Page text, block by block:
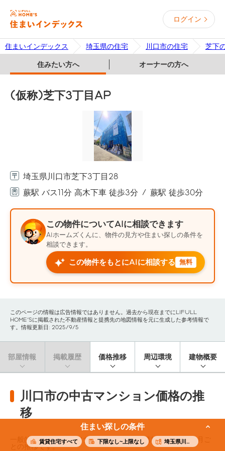
ログイン
住まいインデックス 埼玉県の住宅 川口市の住宅 芝下
住みたい方へ オーナーの方へ
住まい探しの条件
賃貸住宅すべて 下限なし~上限なし 埼玉県川口市
(仮称)芝下3丁目AP
埼玉県川口市芝下3丁目28
蕨駅 バス11分 高木下車 徒歩3分
蕨駅 徒歩30分
この物件についてAIに相談できます
AIホームズくんに、物件の見方や住まい探しの条件を
相談できます。
この物件をもとにAIに相談する 無料
このページの情報は広告情報ではありません。過去から現在までにLIFULL
HOME'Sに掲載された不動産情報と提携先の地図情報を元に生成した参考情報で
す。情報更新日: 2025/9/5
部屋情報 掲載履歴 価格推移 周辺環境 建物概要
川口市の中古マンション価格の推
移
一般的なファミリー向けの中古マンション価格（※）の3ヶ月ご
との推移です。